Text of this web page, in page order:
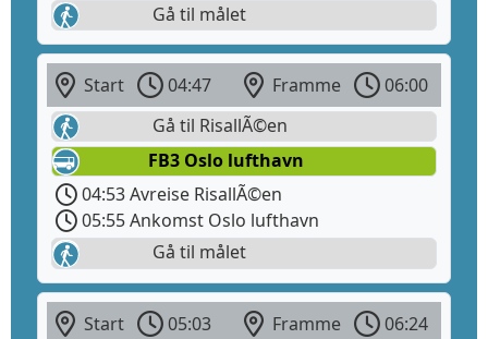
Gå til målet
Start 04:47 Framme
06:00
Gå til RisallÃ©en
FB3 Oslo lufthavn
04:53 Avreise RisallÃ©en
05:55 Ankomst Oslo lufthavn
Gå til målet
Start 05:03 Framme
06:24